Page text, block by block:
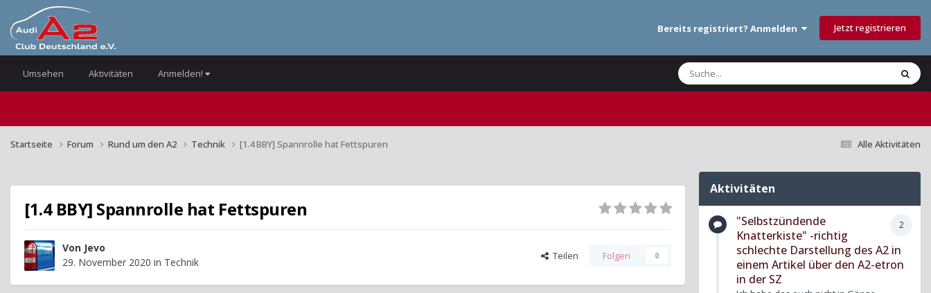
Bereits registriert? Anmelden Jetzt registrieren
Umsehen Aktivitäten Anmelden!
Alle Aktivitäten
Startseite Forum Rund um den A2 Technik [1.4 BBY] Spannrolle hat Fettspuren
[1.4 BBY] Spannrolle hat Fettspuren
Von Jevo
29. November 2020 in Technik Teilen Folgen 0
Aktivitäten
2
"Selbstzündende
Knatterkiste" -richtig
schlechte Darstellung des A2 in
einem Artikel über den A2-etron
in der SZ